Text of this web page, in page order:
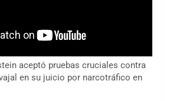
aceptó pruebas cruciales contra
en su juicio por narcotráfico en